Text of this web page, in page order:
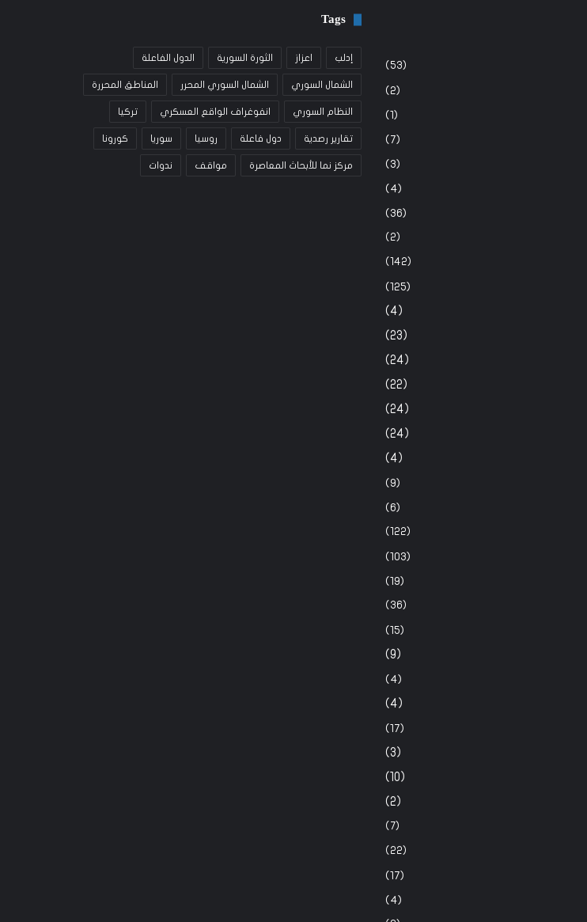
(53)
(2)
(1)
(7)
(3)
(4)
(36)
(2)
(142)
(125)
(4)
(23)
(24)
(22)
(24)
(24)
(4)
(9)
(6)
(122)
(103)
(19)
(36)
(15)
(9)
(4)
(4)
(17)
(3)
(10)
(2)
(7)
(22)
(17)
(4)
Tags
إدلب اعزاز الثورة السورية الدول الفاعلة
الشمال السوري الشمال السوري المحرر المناطق المحررة
النظام السوري انفوغراف الواقع العسكري تركيا
تقارير رصدية دول فاعلة روسيا سوريا كورونا
مركز نما للأبحاث المعاصرة مواقف ندوات